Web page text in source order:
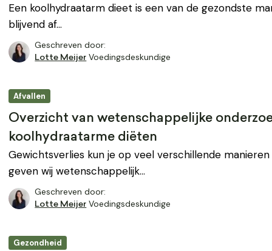
Een koolhydraatarm dieet is een van de gezondste
blijvend af…
Geschreven door:
Lotte Meijer Voedingsdeskundige
Afvallen
Overzicht van wetenschappelijke
koolhydraatarme diëten
Gewichtsverlies kun je op veel verschillende
geven wij wetenschappelijk…
Geschreven door:
Lotte Meijer Voedingsdeskundige
Gezondheid